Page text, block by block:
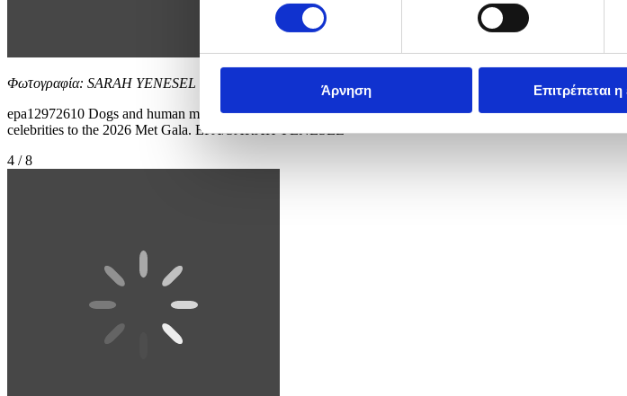
Άρνηση Επιτρέπεται η
Φωτογραφία: SARAH YENESEL
epa12972610 Dogs and human models participate in the 'Pet Gala' in New York, New York, USA, 18 May
celebrities to the 2026 Met Gala. EPA/SARAH YENESEL
4 / 8